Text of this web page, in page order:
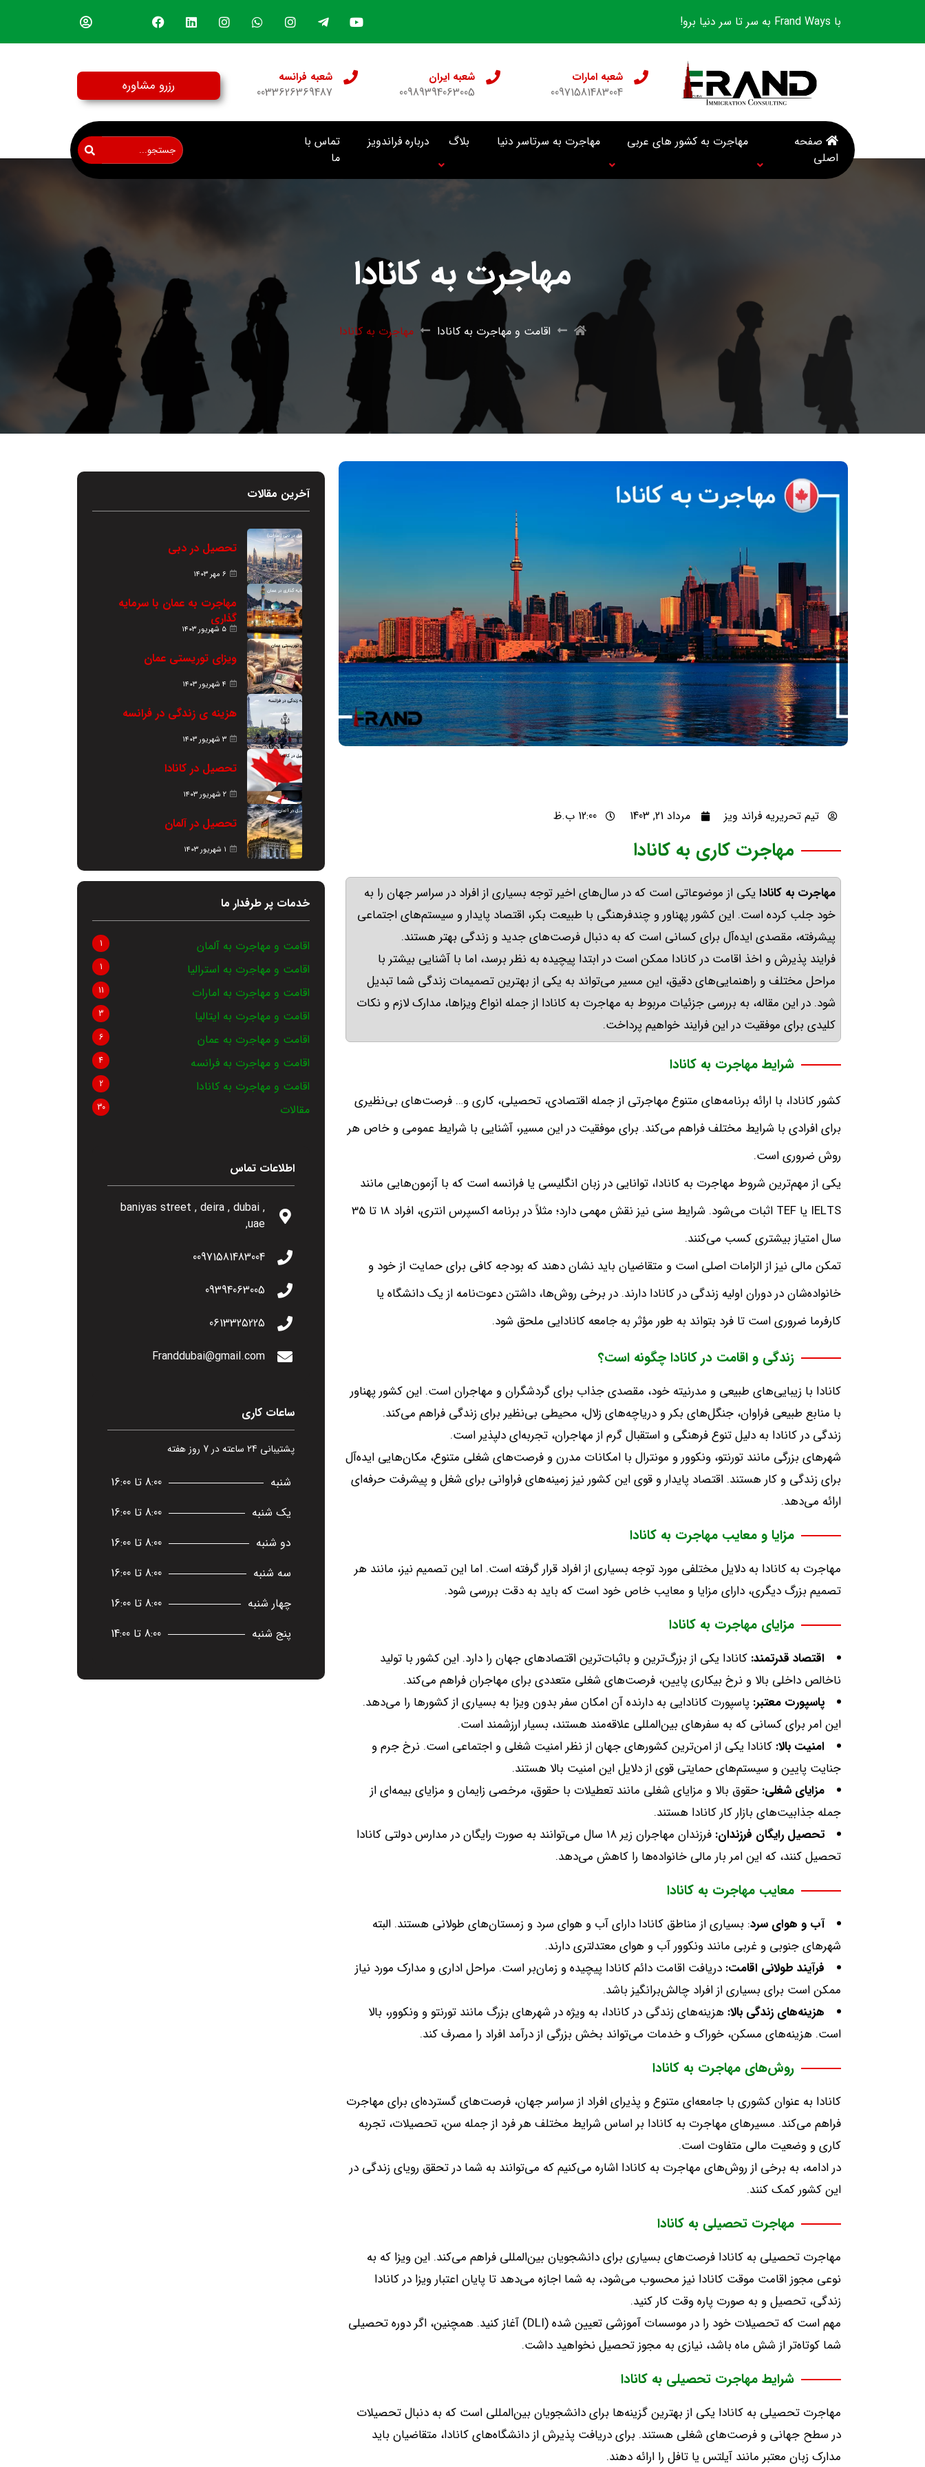
با Frand Ways به سر تا سر دنیا برو!
شعبه امارات
00971581483004
شعبه ایران
00989394063005
شعبه فرانسه
0033626369487 رزرو مشاوره
صفحه
اصلی
مهاجرت به کشور های عربی مهاجرت به سرتاسر دنیا بلاگ درباره فراندویز
تماس با
ما
مهاجرت به کانادا
اقامت و مهاجرت به کانادا مهاجرت به کانادا
تیم تحریریه فراند ویز مرداد 21, 1403 12:00 ب.ظ
مهاجرت کاری به کانادا
مهاجرت به کانادا یکی از موضوعاتی است که در سال‌های اخیر توجه بسیاری از افراد در سراسر جهان را به
خود جلب کرده است. این کشور پهناور و چندفرهنگی با طبیعت بکر، اقتصاد پایدار و سیستم‌های اجتماعی
پیشرفته، مقصدی ایده‌آل برای کسانی است که به دنبال فرصت‌های جدید و زندگی بهتر هستند.
فرایند پذیرش و اخذ اقامت در کانادا ممکن است در ابتدا پیچیده به نظر برسد، اما با آشنایی بیشتر با
مراحل مختلف و راهنمایی‌های دقیق، این مسیر می‌تواند به یکی از بهترین تصمیمات زندگی شما تبدیل
شود. در این مقاله، به بررسی جزئیات مربوط به مهاجرت به کانادا از جمله انواع ویزاها، مدارک لازم و نکات
کلیدی برای موفقیت در این فرایند خواهیم پرداخت.
شرایط مهاجرت به کانادا
کشور کانادا، با ارائه برنامه‌های متنوع مهاجرتی از جمله اقتصادی، تحصیلی، کاری و… فرصت‌های بی‌نظیری
برای افرادی با شرایط مختلف فراهم می‌کند. برای موفقیت در این مسیر، آشنایی با شرایط عمومی و خاص هر
روش ضروری است.
یکی از مهم‌ترین شروط مهاجرت به کانادا، توانایی در زبان انگلیسی یا فرانسه است که با آزمون‌هایی مانند
IELTS یا اثبات می‌شود. شرایط سنی نیز نقش مهمی دارد؛ مثلاً در برنامه اکسپرس انتری، افراد تا
سال امتیاز بیشتری کسب می‌کنند.
تمکن مالی نیز از الزامات اصلی است و متقاضیان باید نشان دهند که بودجه کافی برای حمایت از خود و
خانواده‌شان در دوران اولیه زندگی در کانادا دارند. در برخی روش‌ها، داشتن دعوت‌نامه از یک دانشگاه یا
کارفرما ضروری است تا فرد بتواند به طور مؤثر به جامعه کانادایی ملحق شود.
زندگی و اقامت در کانادا چگونه است؟
کانادا با زیبایی‌های طبیعی و مدرنیته خود، مقصدی جذاب برای گردشگران و مهاجران است. این کشور پهناور
با منابع طبیعی فراوان، جنگل‌های بکر و دریاچه‌های زلال، محیطی بی‌نظیر برای زندگی فراهم می‌کند.
زندگی در کانادا به دلیل تنوع فرهنگی و استقبال گرم از مهاجران، تجربه‌ای دلپذیر است.
شهرهای بزرگی مانند تورنتو، ونکوور و مونترال با امکانات مدرن و فرصت‌های شغلی متنوع، مکان‌هایی ایده‌آل
برای زندگی و کار هستند. اقتصاد پایدار و قوی این کشور نیز زمینه‌های فراوانی برای شغل و پیشرفت حرفه‌ای
ارائه می‌دهد.
مزایا و معایب مهاجرت به کانادا
مهاجرت به کانادا به دلایل مختلفی مورد توجه بسیاری از افراد قرار گرفته است. اما این تصمیم نیز، مانند هر
تصمیم بزرگ دیگری، دارای مزایا و معایب خاص خود است که باید به دقت بررسی شود.
مزایای مهاجرت به کانادا
اقتصاد قدرتمند: کانادا یکی از بزرگ‌ترین و باثبات‌ترین اقتصادهای جهان را دارد. این کشور با تولید
ناخالص داخلی بالا و نرخ بیکاری پایین، فرصت‌های شغلی متعددی برای مهاجران فراهم می‌کند.
پاسپورت معتبر: پاسپورت کانادایی به دارنده آن امکان سفر بدون ویزا به بسیاری از کشورها را می‌دهد.
این امر برای کسانی که به سفرهای بین‌المللی علاقه‌مند هستند، بسیار ارزشمند است.
امنیت بالا: کانادا یکی از امن‌ترین کشورهای جهان از نظر امنیت شغلی و اجتماعی است. نرخ جرم و
جنایت پایین و سیستم‌های حمایتی قوی از دلایل این امنیت بالا هستند.
مزایای شغلی: حقوق بالا و مزایای شغلی مانند تعطیلات با حقوق، مرخصی زایمان و مزایای بیمه‌ای از
جمله جذابیت‌های بازار کار کانادا هستند.
تحصیل رایگان فرزندان:
فرزندان مهاجران زیر ۱۸ سال می‌توانند به صورت رایگان در مدارس دولتی کانادا
تحصیل کنند، که این امر بار مالی خانواده‌ها را کاهش می‌دهد.
معایب مهاجرت به کانادا
آب و هوای سرد: بسیاری از مناطق کانادا دارای آب و هوای سرد و زمستان‌های طولانی هستند. البته
شهرهای جنوبی و غربی مانند ونکوور آب و هوای معتدلتری دارند.
فرآیند طولانی اقامت: دریافت اقامت دائم کانادا پیچیده و زمان‌بر است. مراحل اداری و مدارک مورد نیاز
ممکن است برای بسیاری از افراد چالش‌برانگیز باشد.
هزینه‌های زندگی بالا: هزینه‌های زندگی در کانادا، به ویژه در شهرهای بزرگ مانند تورنتو و ونکوور، بالا
است. هزینه‌های مسکن، خوراک و خدمات می‌تواند بخش بزرگی از درآمد افراد را مصرف کند.
روش‌های مهاجرت به کانادا
کانادا به عنوان کشوری با جامعه‌ای متنوع و پذیرای افراد از سراسر جهان، فرصت‌های گسترده‌ای برای مهاجرت
فراهم می‌کند. مسیرهای مهاجرت به کانادا بر اساس شرایط مختلف هر فرد از جمله سن، تحصیلات، تجربه
کاری و وضعیت مالی متفاوت است.
در ادامه، به برخی از روش‌های مهاجرت به کانادا اشاره می‌کنیم که می‌توانند به شما در تحقق رویای زندگی در
این کشور کمک کنند.
مهاجرت تحصیلی به کانادا
مهاجرت تحصیلی به کانادا فرصت‌های بسیاری برای دانشجویان بین‌المللی فراهم می‌کند. این ویزا که به
نوعی مجوز اقامت موقت کانادا نیز محسوب می‌شود، به شما اجازه می‌دهد تا پایان اعتبار ویزا در کانادا
زندگی، تحصیل و به صورت پاره وقت کار کنید.
مهم است که تحصیلات خود را در موسسات آموزشی تعیین شده(DLI) آغاز کنید. همچنین، اگر دوره تحصیلی
شما کوتاه‌تر از شش ماه باشد، نیازی به مجوز تحصیل نخواهید داشت.
شرایط مهاجرت تحصیلی به کانادا
مهاجرت تحصیلی به کانادا یکی از بهترین گزینه‌ها برای دانشجویان بین‌المللی است که به دنبال تحصیلات
در سطح جهانی و فرصت‌های شغلی هستند. برای دریافت پذیرش از دانشگاه‌های کانادا، متقاضیان باید
مدارک زبان معتبر مانند آیلتس یا تافل را ارائه دهند.
آخرین مقالات
تحصیل در دبی
۶ مهر ۱۴۰۳
مهاجرت به عمان با سرمایه
گذاری
۵ شهریور ۱۴۰۳
ویزای توریستی عمان
۴ شهریور ۱۴۰۳
هزینه ی زندگی در فرانسه
۳ شهریور ۱۴۰۳
تحصیل در کانادا
۲ شهریور ۱۴۰۳
تحصیل در آلمان
۱ شهریور ۱۴۰۳
خدمات پر طرفدار ما
اقامت و مهاجرت به آلمان 1
اقامت و مهاجرت به استرالیا 1
اقامت و مهاجرت به امارات 11
اقامت و مهاجرت به ایتالیا 3
اقامت و مهاجرت به عمان 6
اقامت و مهاجرت به فرانسه 4
اقامت و مهاجرت به کانادا 2
مقالات 30
اطلاعات تماس
, baniyas street , deira , dubai
,uae
00971581483004
09394063005
0613325225
Franddubai@gmail.com
ساعات کاری
پشتیبانی 24 ساعته در 7 روز هفته
شنبه
8:00 تا 16:00
یک شنبه
8:00 تا 16:00
دو شنبه
8:00 تا 16:00
سه شنبه
8:00 تا 16:00
چهار شنبه
8:00 تا 16:00
پنج شنبه
8:00 تا 14:00